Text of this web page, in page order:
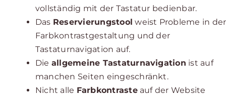
vollständig mit der Tastatur bedienbar.
Das Reservierungstool weist Probleme in der
Farbkontrastgestaltung und der
Tastaturnavigation auf.
Die allgemeine Tastaturnavigation ist auf
manchen Seiten eingeschränkt.
Nicht alle Farbkontrasteauf der Website